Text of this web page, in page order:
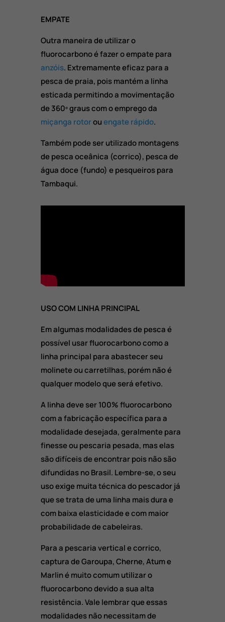
EMPATE
Outra maneira de utilizar o
fluorocarbono é fazer o empate para
anzóis. Extremamente eficaz para a
pesca de praia, pois mantém a linha
esticada permitindo a movimentação
de 360º graus com o emprego da
miçanga rotorouengate rápido.
Também pode ser utilizado montagens
de pesca oceânica (corrico), pesca de
água doce (fundo) e pesqueiros para
Tambaqui.
USO COM LINHA PRINCIPAL
Em algumas modalidades de pesca é
possível usar fluorocarbono como a
linha principal para abastecer seu
molinete ou carretilhas, porém não é
qualquer modelo que será efetivo.
A linha deve ser 100% fluorocarbono
com a fabricação específica para a
modalidade desejada, geralmente para
finesse ou pescaria pesada, mas elas
são difíceis de encontrar pois não são
difundidas no Brasil. Lembre-se, o seu
uso exige muita técnica do pescador já
que se trata de uma linha mais dura e
com baixa elasticidade e com maior
probabilidade de cabeleiras.
Para a pescaria vertical e corrico,
captura de Garoupa, Cherne, Atum e
Marlin é muito comum utilizar o
fluorocarbono devido a sua alta
resistência. Vale lembrar que essas
modalidades não necessitam de